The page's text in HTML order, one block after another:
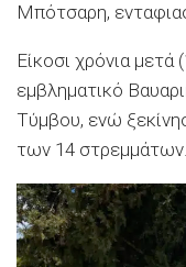
Μπότσαρη,
Είκοσι χρόνια μετά
εμβληματικό
Τύμβου, ενώ
των 14 στρεμμάτων.